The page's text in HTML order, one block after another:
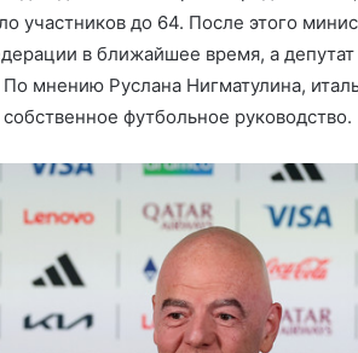
участников до 64. После этого
в ближайшее время, а депутат
мнению Руслана Нигматулина,
футбольное руководство.